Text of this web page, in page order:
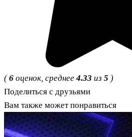
(6 оценок, среднее4.33 из 5 )
Поделиться с друзьями
Вам также может понравиться